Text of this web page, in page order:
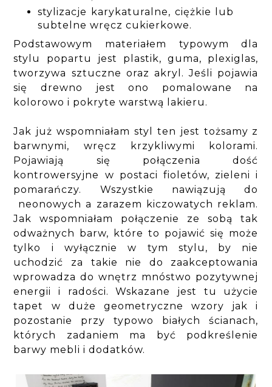
stylizacje karykaturalne, ciężkie lub
subtelne wręcz cukierkowe.
Podstawowym materiałem typowym dla
stylu popartu jest plastik, guma, plexiglas,
tworzywa sztuczne oraz akryl. Jeśli pojawia
się drewno jest ono pomalowane na
kolorowo i pokryte warstwą lakieru.
Jak już wspomniałam styl ten jest tożsamy z
barwnymi, wręcz krzykliwymi kolorami.
Pojawiają się połączenia dość
kontrowersyjne w postaci fioletów, zieleni i
pomarańczy. Wszystkie nawiązują do
neonowych a zarazem kiczowatych reklam.
Jak wspomniałam połączenie ze sobą tak
odważnych barw, które to pojawić się może
tylko i wyłącznie w tym stylu, by nie
uchodzić za takie nie do zaakceptowania
wprowadza do wnętrz mnóstwo pozytywnej
energii i radości. Wskazane jest tu użycie
tapet w duże geometryczne wzory jak i
pozostanie przy typowo białych ścianach,
których zadaniem ma być podkreślenie
barwy mebli i dodatków.